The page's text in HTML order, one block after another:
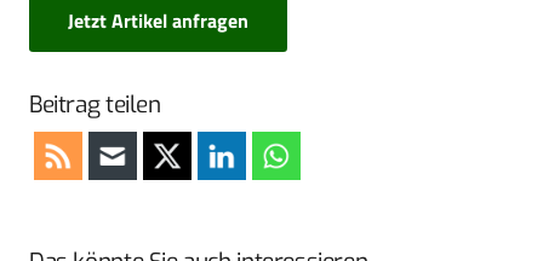
Jetzt Artikel anfragen
Beitrag teilen